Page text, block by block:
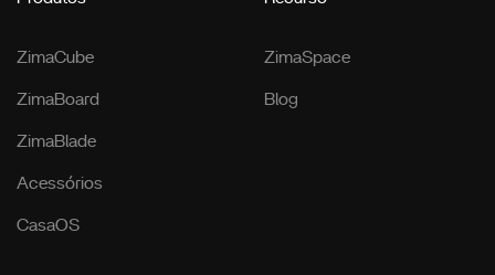
ZimaCube
ZimaBoard
ZimaBlade
Acessórios
CasaOS
ZimaSpace
Blog